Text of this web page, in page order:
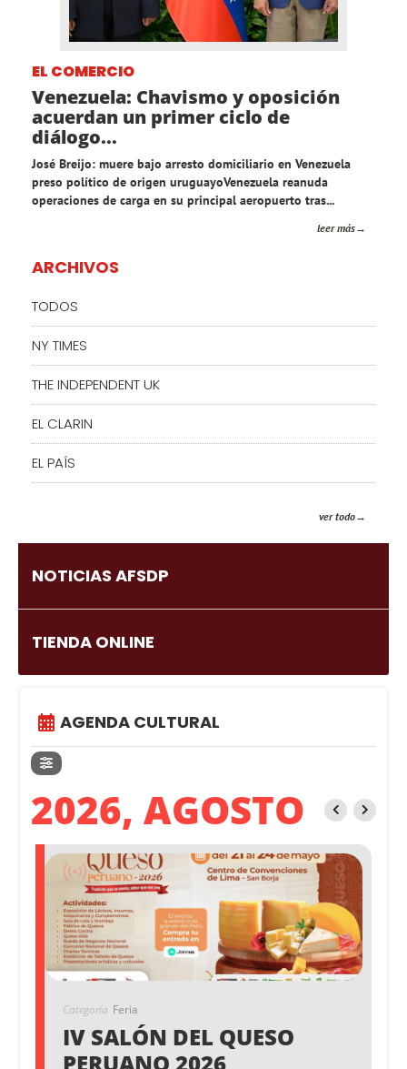
EL COMERCIO
Venezuela: Chavismo y oposición
acuerdan un primer ciclo de
diálogo...
José Breijo: muere bajo arresto domiciliario en Venezuela
preso político de origen uruguayoVenezuela reanuda
operaciones de carga en su principal aeropuerto tras...
leer más
ARCHIVOS
TODOS
NY TIMES
THE INDEPENDENT UK
EL CLARIN
EL PAÍS
ver todo
NOTICIAS AFSDP
TIENDA ONLINE
AGENDA CULTURAL
2026, AGOSTO
Categoría Feria
IV SALÓN DEL QUESO